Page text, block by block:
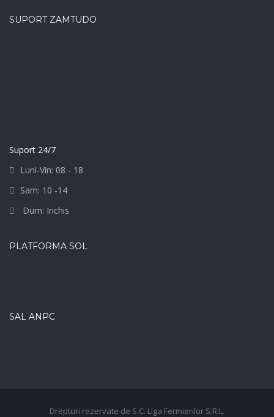
SUPORT ZAMTUDO
Suport 24/7
Luni-Vin: 08 - 18
Sam: 10 -14
Dum: Inchis
PLATFORMA SOL
SAL ANPC
Drepturi rezervate de S.C. Liga Fermierilor S.R.L.